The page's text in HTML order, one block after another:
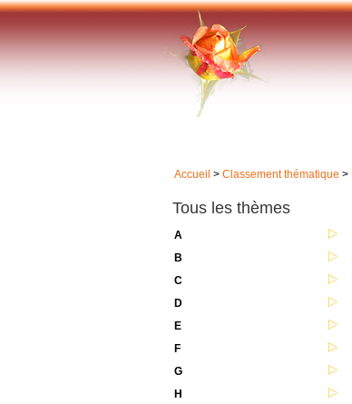
Accueil > Classement thématique >
Tous les thèmes
A
B
C
D
E
F
G
H